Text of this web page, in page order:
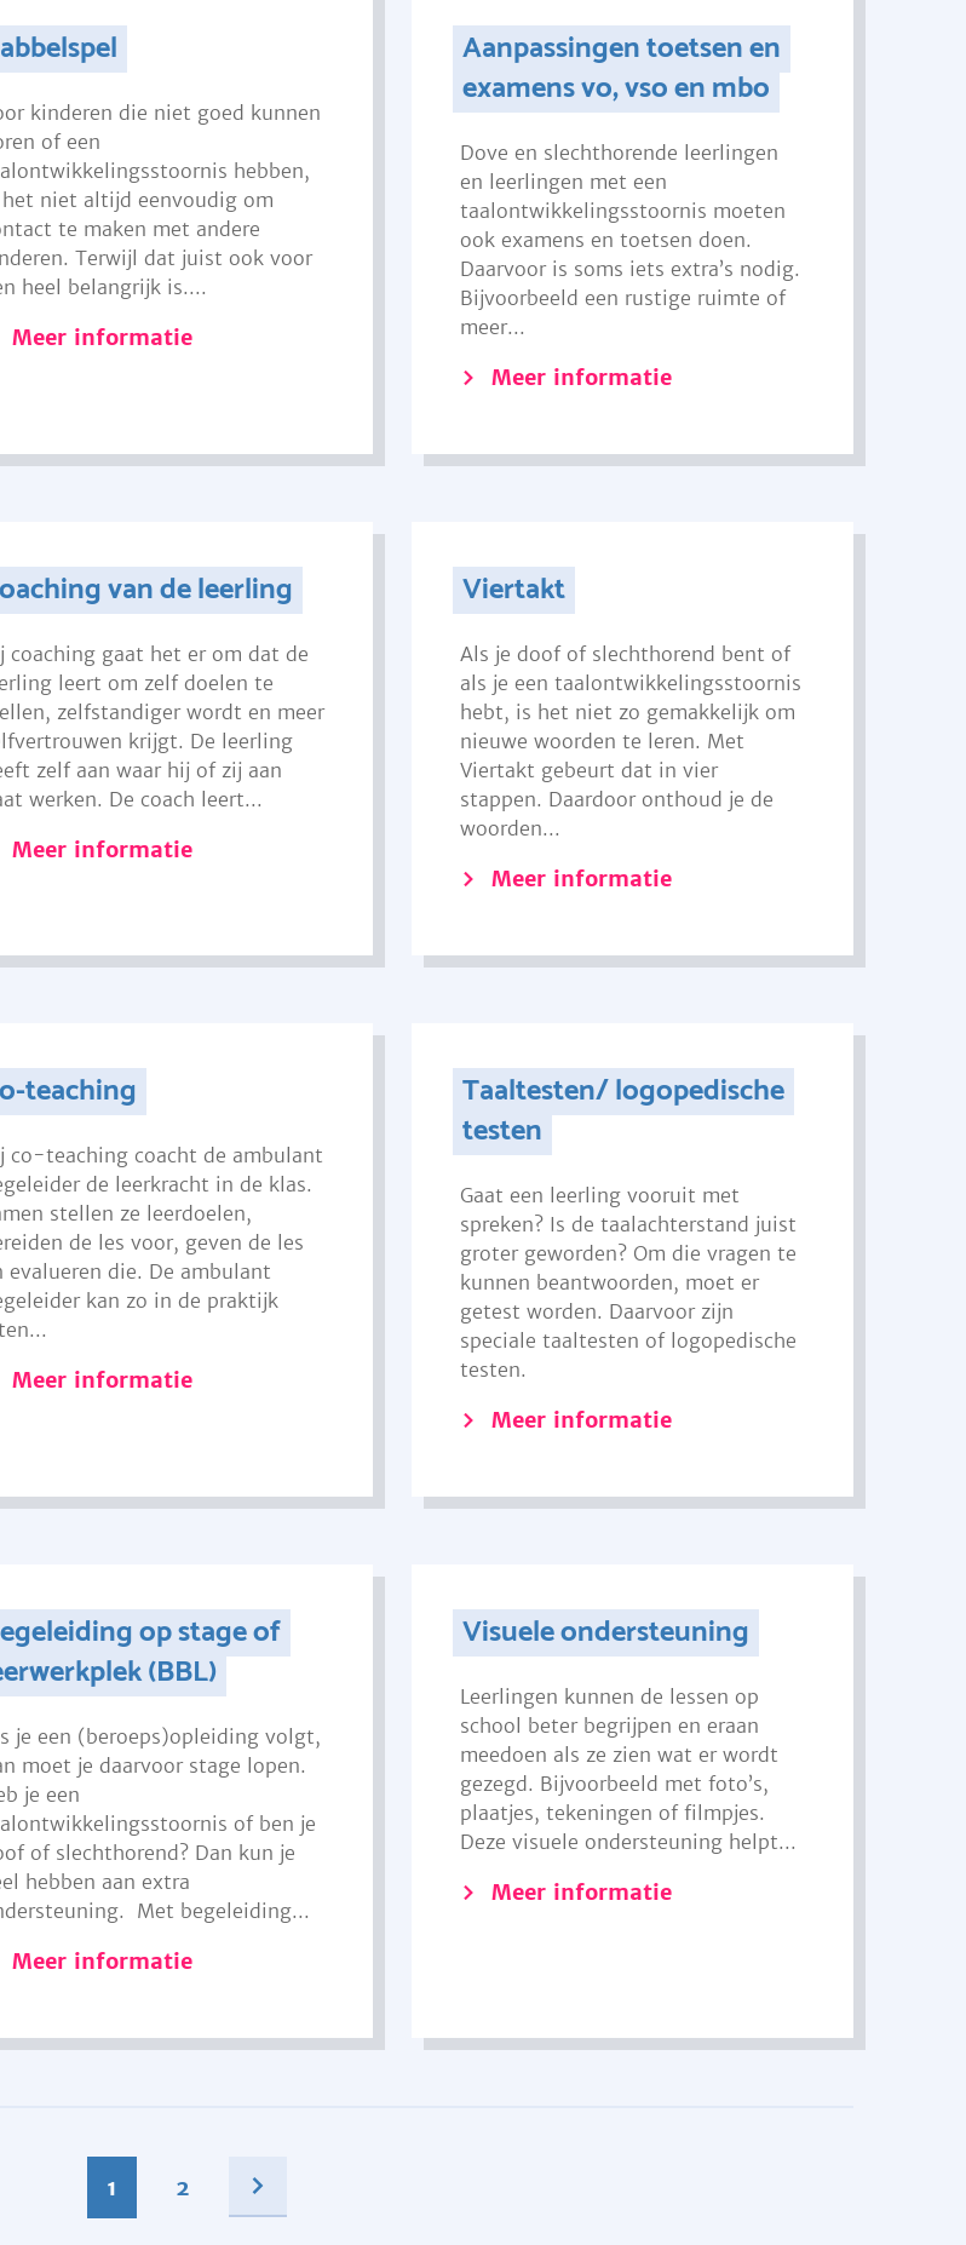
kinderen die niet goed kunnen
of een
hebben,
niet altijd eenvoudig om
te maken met andere
Terwijl dat juist ook voor
heel belangrijk is....
Meer informatie
Aanpassingen toetsen en
examens vo, vso en mbo
Dove en slechthorende leerlingen
en leerlingen met een
taalontwikkelingsstoornis moeten
ook examens en toetsen doen.
Daarvoor is soms iets extra’s nodig.
Bijvoorbeeld een rustige ruimte of
meer...
Meer informatie
van de leerling
coaching gaat het er om dat de
leert om zelf doelen te
zelfstandiger wordt en meer
krijgt. De leerling
zelf aan waar hij of zij aan
werken. De coach leert...
Meer informatie
Viertakt
Als je doof of slechthorend bent of
als je een taalontwikkelingsstoornis
hebt, is het niet zo gemakkelijk om
nieuwe woorden te leren. Met
Viertakt gebeurt dat in vier
stappen. Daardoor onthoud je de
woorden...
Meer informatie
teaching
co-teaching coacht de ambulant
de leerkracht in de klas.
stellen ze leerdoelen,
de les voor, geven de les
evalueren die. De ambulant
kan zo in de praktijk
Meer informatie
Taaltesten/ logopedische
testen
Gaat een leerling vooruit met
spreken? Is de taalachterstand juist
groter geworden? Om die vragen te
kunnen beantwoorden, moet er
getest worden. Daarvoor zijn
speciale taaltesten of logopedische
testen.
Meer informatie
op stage of
(BBL)
je een (beroeps)opleiding volgt,
moet je daarvoor stage lopen.
je een
of ben je
of slechthorend? Dan kun je
hebben aan extra
Met begeleiding...
Meer informatie
Visuele ondersteuning
Leerlingen kunnen de lessen op
school beter begrijpen en eraan
meedoen als ze zien wat er wordt
gezegd. Bijvoorbeeld met foto’s,
plaatjes, tekeningen of filmpjes.
Deze visuele ondersteuning helpt...
Meer informatie
1 2